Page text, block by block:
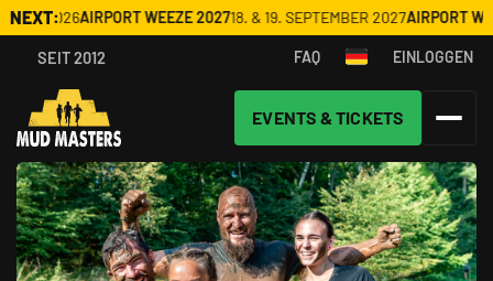
NEXT:
2026AIRPORT WEEZE 202718. & 19. SEPTEMBER 2027AIRPORT WEEZE
SEIT 2012 FAQ EINLOGGEN
EVENTS & TICKETS